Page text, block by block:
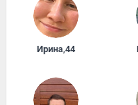
Ирина,44